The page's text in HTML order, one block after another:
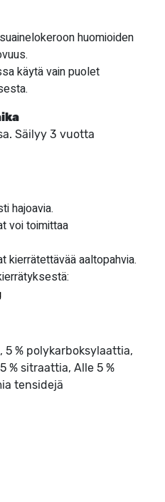
huomioiden
käytä vain puolet
Säilyy 3 vuotta
hajoavia.
voi toimittaa
kierrätettävää aaltopahvia.
5 % polykarboksylaattia,
% sitraattia, Alle 5 %
tensidejä